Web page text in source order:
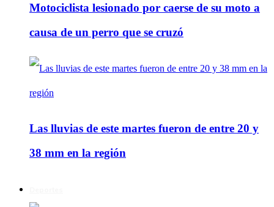
Motociclista lesionado por caerse de su moto a
causa de un perro que se cruzó
Las lluvias de este martes fueron de entre 20 y
38 mm en la región